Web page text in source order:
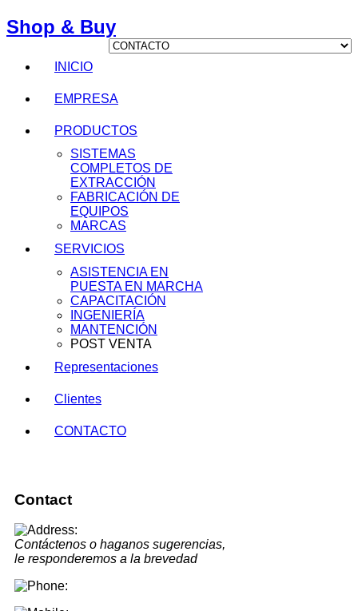
Shop & Buy
INICIO
EMPRESA
PRODUCTOS
SISTEMAS
COMPLETOS DE
EXTRACCIÓN
FABRICACIÓN DE
EQUIPOS
MARCAS
SERVICIOS
ASISTENCIA EN
PUESTA EN MARCHA
CAPACITACIÓN
INGENIERÍA
MANTENCIÓN
POST VENTA
Representaciones
Clientes
CONTACTO
Contact
Contáctenos o haganos sugerencias,
le responderemos a la brevedad